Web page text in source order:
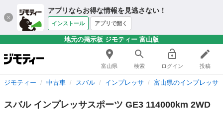
アプリならお得な情報を見逃さない！
インストール アプリで開く
地元の掲示板 ジモティー 富山版
富山県 検索 ログイン 投稿
ジモティー 中古車 スバル インプレッサ 富山県のインプレッサ
スバル インプレッサスポーツ GE3 114000km 2WD